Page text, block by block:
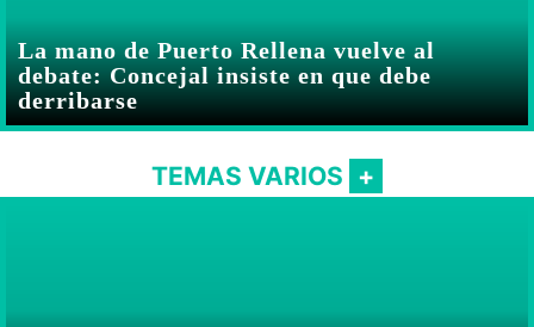
La mano de Puerto Rellena vuelve al
debate: Concejal insiste en que debe
derribarse
TEMAS VARIOS